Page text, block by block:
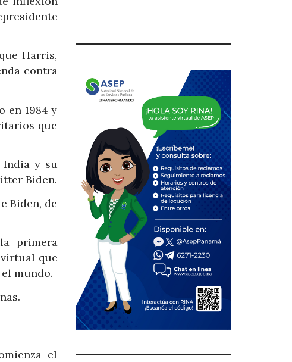
Harris,
contra
en 1984 y
que
India y su
Biden.
Biden, de
primera
que
mundo.
el